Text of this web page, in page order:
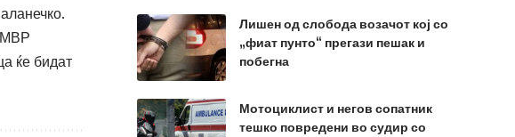
МВР
ќе бидат
Лишен од слобода возачот кој со
„фиат пунто“ прегази пешак и
побегна
Мотоциклист и негов сопатник
тешко повредени во судир со